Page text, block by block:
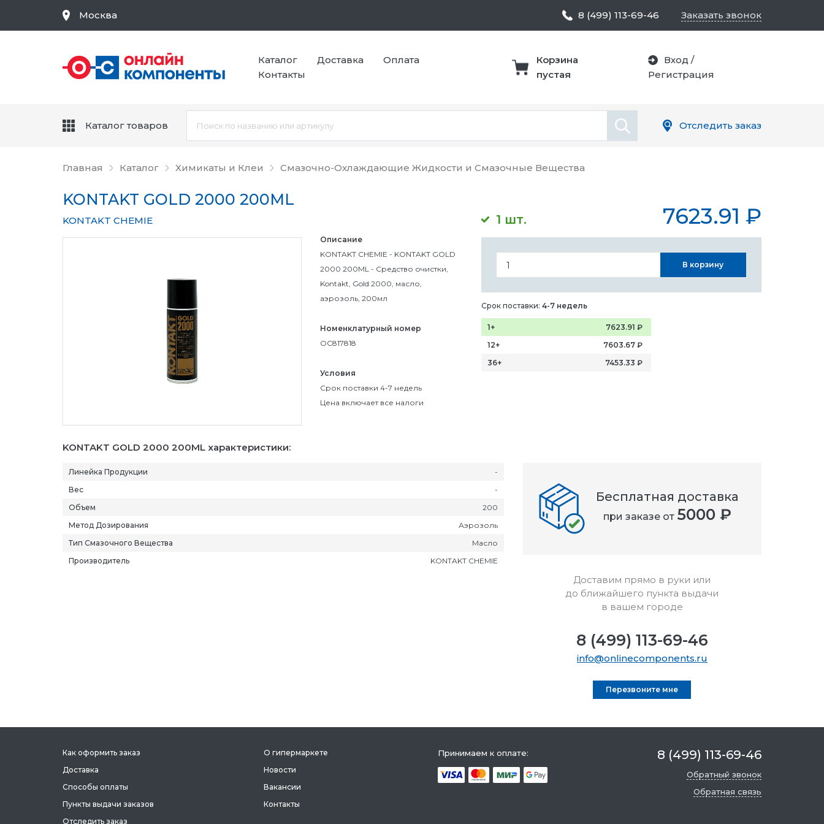
Главная Каталог Химикаты и Клеи Смазочно-Охлаждающие Жидкости и Смазочные Вещества
KONTAKT GOLD 2000 200ML
KONTAKT CHEMIE 1 шт. 7623.91 ₽
Описание
KONTAKT CHEMIE - KONTAKT GOLD
2000 200ML - Средство очистки,
Kontakt, Gold 2000, масло,
аэрозоль, 200мл
Номенклатурный номер
OC817818
Условия
Срок поставки 4-7 недель
Цена включает все налоги
В корзину
Срок поставки: 4-7 недель
1+ 7623.91 ₽
12+
7603.67₽
36+
7453.33 ₽
KONTAKT GOLD 2000 200ML характеристики:
Линейка Продукции
-
Вес
-
Объем
200
Метод Дозирования
Аэрозоль
Тип Смазочного Вещества
Масло
Производитель
KONTAKT CHEMIE
Бесплатная доставка
при заказе от 5000 ₽
Доставим прямо в руки или
до ближайшего пункта выдачи
в вашем городе
8 (499) 113-69-46
info@onlinecomponents.ru
Перезвоните мне
Москва 8 (499) 113-69-46 Заказать звонок
Каталог Доставка
Оплата
Контакты
Корзина
пустая
Вход /
Регистрация
Каталог товаров Отследить заказ
Как оформить заказ
Доставка
Способы оплаты
Пункты выдачи заказов
Отследить заказ
О гипермаркете
Новости
Вакансии
Контакты
Принимаем к оплате: 8 (499) 113-69-46
Обратный звонок
Обратная связь